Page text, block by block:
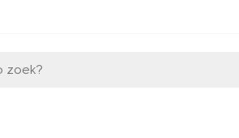
zoek?